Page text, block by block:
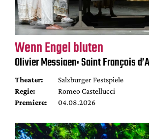
Wenn Engel bluten
Olivier Messiaen: Saint François
Theater:
Salzburger Festspiele
Regie:
Romeo Castellucci
Premiere:
04.08.2026